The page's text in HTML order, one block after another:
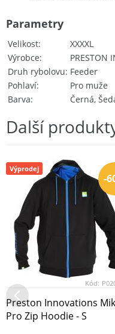
Velikost
XXXXL
Výrobce
PRESTON
Druh rybolovu Feeder
Pohlaví
Pro muže
Barva
Černá,
Parametry
Další
-
Výprodej
Kód:
Preston Innovations
Pro Zip Hoodie - S